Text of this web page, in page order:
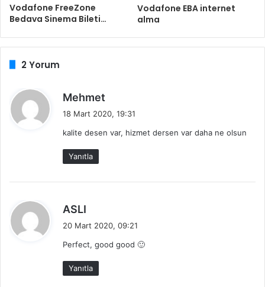
Vodafone FreeZone
Bedava Sinema Bileti…
Vodafone EBA internet
alma
2 Yorum
Mehmet
i
18 Mart 2020, 19:31
kalite desen var, hizmet dersen var daha ne olsun
Yanıtla
ASLI
i
k
i
20 Mart 2020, 09:21
Perfect, good good 🙂
Yanıtla